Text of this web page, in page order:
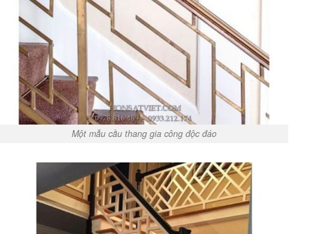
Một mẫu cầu thang gia công độc đáo